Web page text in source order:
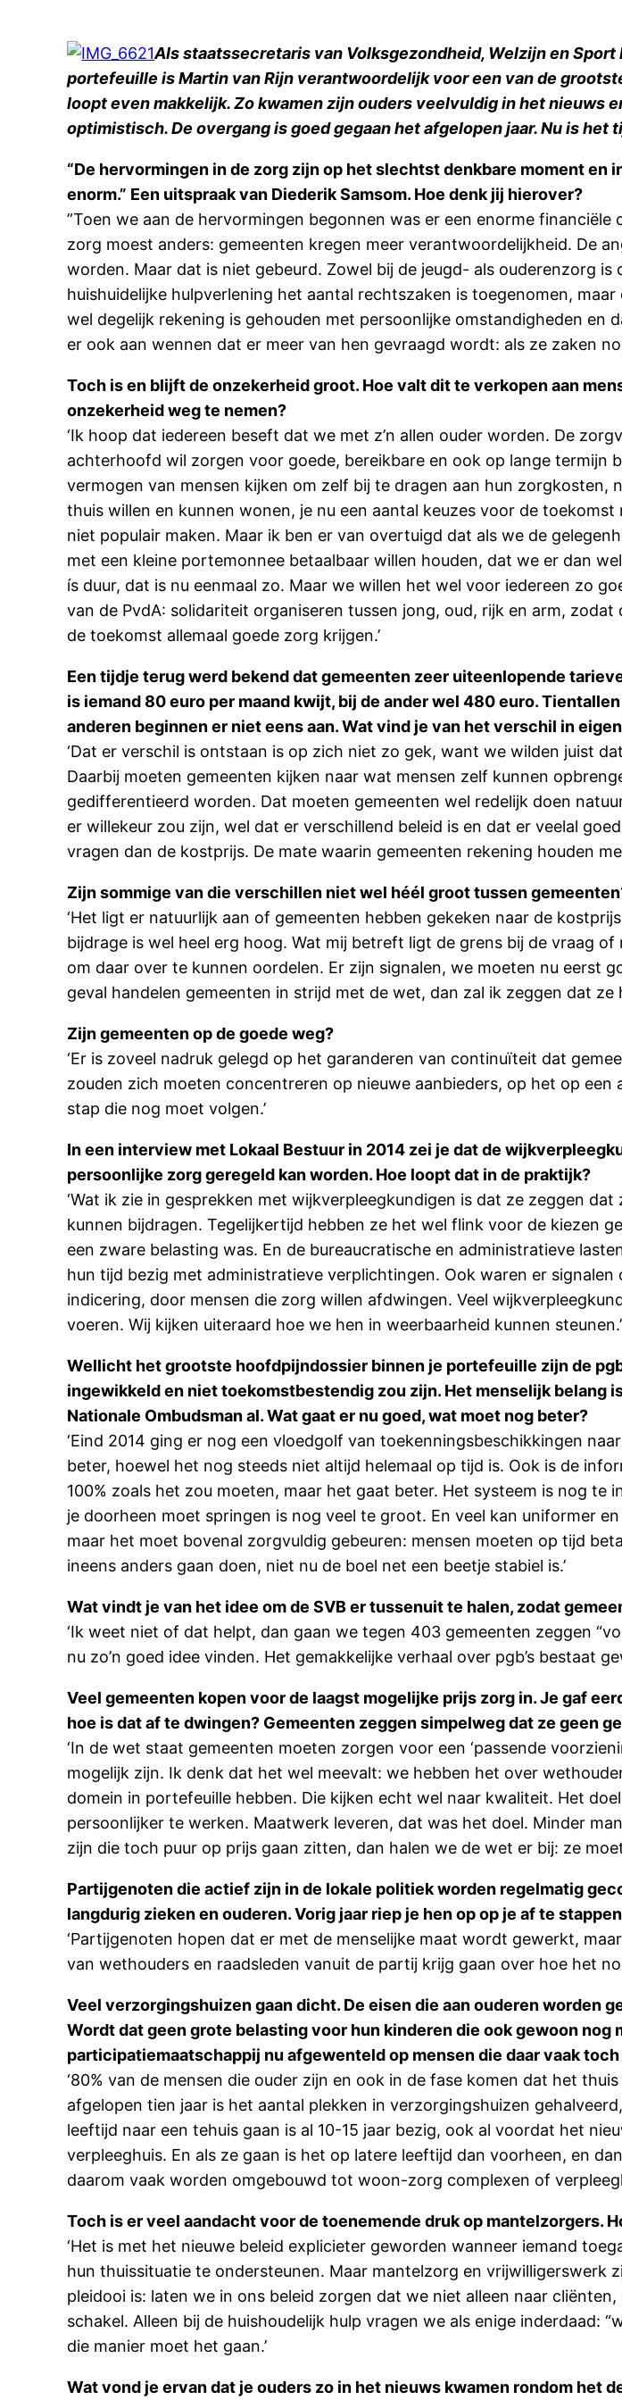
Als staatssecretaris van Volksgezondheid, Welzijn en
portefeuille is Martin van Rijn verantwoordelijk voor een van de
loopt even makkelijk. Zo kwamen zijn ouders veelvuldig in het nieuws
optimistisch. De overgang is goed gegaan het afgelopen jaar. Nu is het
“De hervormingen in de zorg zijn op het slechtst denkbare moment
enorm.” Een uitspraak van Diederik Samsom. Hoe denk jij hierover?
”Toen we aan de hervormingen begonnen was er een enorme
zorg moest anders: gemeenten kregen meer verantwoordelijkheid. De
worden. Maar dat is niet gebeurd. Zowel bij de jeugd- als ouderenzorg
huishuidelijke hulpverlening het aantal rechtszaken is toegenomen,
wel degelijk rekening is gehouden met persoonlijke omstandigheden
er ook aan wennen dat er meer van hen gevraagd wordt: als ze zaken
Toch is en blijft de onzekerheid groot. Hoe valt dit te verkopen aan
onzekerheid weg te nemen?
‘Ik hoop dat iedereen beseft dat we met z’n allen ouder worden. De
achterhoofd wil zorgen voor goede, bereikbare en ook op lange termijn
vermogen van mensen kijken om zelf bij te dragen aan hun zorgkosten,
thuis willen en kunnen wonen, je nu een aantal keuzes voor de
niet populair maken. Maar ik ben er van overtuigd dat als we de
met een kleine portemonnee betaalbaar willen houden, dat we er dan
ís duur, dat is nu eenmaal zo. Maar we willen het wel voor iedereen zo
van de PvdA: solidariteit organiseren tussen jong, oud, rijk en arm,
de toekomst allemaal goede zorg krijgen.’
Een tijdje terug werd bekend dat gemeenten zeer uiteenlopende
is iemand 80 euro per maand kwijt, bij de ander wel 480 euro.
anderen beginnen er niet eens aan. Wat vind je van het verschil in
‘Dat er verschil is ontstaan is op zich niet zo gek, want we wilden juist
Daarbij moeten gemeenten kijken naar wat mensen zelf kunnen
gedifferentieerd worden. Dat moeten gemeenten wel redelijk doen
er willekeur zou zijn, wel dat er verschillend beleid is en dat er veelal
vragen dan de kostprijs. De mate waarin gemeenten rekening houden
Zijn sommige van die verschillen niet wel héél groot tussen
‘Het ligt er natuurlijk aan of gemeenten hebben gekeken naar de
bijdrage is wel heel erg hoog. Wat mij betreft ligt de grens bij de vraag
om daar over te kunnen oordelen. Er zijn signalen, we moeten nu eerst
geval handelen gemeenten in strijd met de wet, dan zal ik zeggen dat ze
Zijn gemeenten op de goede weg?
‘Er is zoveel nadruk gelegd op het garanderen van continuïteit dat
zouden zich moeten concentreren op nieuwe aanbieders, op het op
stap die nog moet volgen.’
In een interview met Lokaal Bestuur in 2014 zei je dat de
persoonlijke zorg geregeld kan worden. Hoe loopt dat in de praktijk?
‘Wat ik zie in gesprekken met wijkverpleegkundigen is dat ze zeggen
kunnen bijdragen. Tegelijkertijd hebben ze het wel flink voor de kiezen
een zware belasting was. En de bureaucratische en administratieve
hun tijd bezig met administratieve verplichtingen. Ook waren er
indicering, door mensen die zorg willen afdwingen. Veel
voeren. Wij kijken uiteraard hoe we hen in weerbaarheid kunnen steunen.’
Wellicht het grootste hoofdpijndossier binnen je portefeuille zijn de
ingewikkeld en niet toekomstbestendig zou zijn. Het menselijk belang
Nationale Ombudsman al. Wat gaat er nu goed, wat moet nog beter?
‘Eind 2014 ging er nog een vloedgolf van toekenningsbeschikkingen
beter, hoewel het nog steeds niet altijd helemaal op tijd is. Ook is de
100% zoals het zou moeten, maar het gaat beter. Het systeem is nog
je doorheen moet springen is nog veel te groot. En veel kan uniformer
maar het moet bovenal zorgvuldig gebeuren: mensen moeten op tijd
ineens anders gaan doen, niet nu de boel net een beetje stabiel is.’
Wat vindt je van het idee om de SVB er tussenuit te halen, zodat
‘Ik weet niet of dat helpt, dan gaan we tegen 403 gemeenten zeggen
nu zo’n goed idee vinden. Het gemakkelijke verhaal over pgb’s bestaat
Veel gemeenten kopen voor de laagst mogelijke prijs zorg in. Je gaf
hoe is dat af te dwingen? Gemeenten zeggen simpelweg dat ze geen
‘In de wet staat gemeenten moeten zorgen voor een ‘passende
mogelijk zijn. Ik denk dat het wel meevalt: we hebben het over
domein in portefeuille hebben. Die kijken echt wel naar kwaliteit. Het
persoonlijker te werken. Maatwerk leveren, dat was het doel. Minder
zijn die toch puur op prijs gaan zitten, dan halen we de wet er bij: ze
Partijgenoten die actief zijn in de lokale politiek worden regelmatig
langdurig zieken en ouderen. Vorig jaar riep je hen op op je af te
‘Partijgenoten hopen dat er met de menselijke maat wordt gewerkt,
van wethouders en raadsleden vanuit de partij krijg gaan over hoe het
Veel verzorgingshuizen gaan dicht. De eisen die aan ouderen worden
Wordt dat geen grote belasting voor hun kinderen die ook gewoon nog
participatiemaatschappij nu afgewenteld op mensen die daar vaak
‘80% van de mensen die ouder zijn en ook in de fase komen dat het
afgelopen tien jaar is het aantal plekken in verzorgingshuizen
leeftijd naar een tehuis gaan is al 10-15 jaar bezig, ook al voordat het
verpleeghuis. En als ze gaan is het op latere leeftijd dan voorheen, en
daarom vaak worden omgebouwd tot woon-zorg complexen of
Toch is er veel aandacht voor de toenemende druk op mantelzorgers.
‘Het is met het nieuwe beleid explicieter geworden wanneer iemand
hun thuissituatie te ondersteunen. Maar mantelzorg en vrijwilligerswerk
pleidooi is: laten we in ons beleid zorgen dat we niet alleen naar
schakel. Alleen bij de huishoudelijk hulp vragen we als enige inderdaad:
die manier moet het gaan.’
Wat vond je ervan dat je ouders zo in het nieuws kwamen rondom het